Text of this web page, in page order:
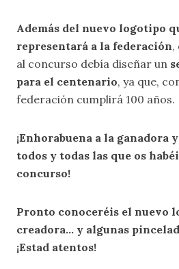
Además del nuevo logotipo
representará a la federación,
al concurso debía diseñar un
para el centenario, ya que,
federación cumplirá 100 años.
¡Enhorabuena a la ganadora
todos y todas las que os
concurso!
Pronto conoceréis el nuevo
creadora… y algunas
¡Estad atentos!